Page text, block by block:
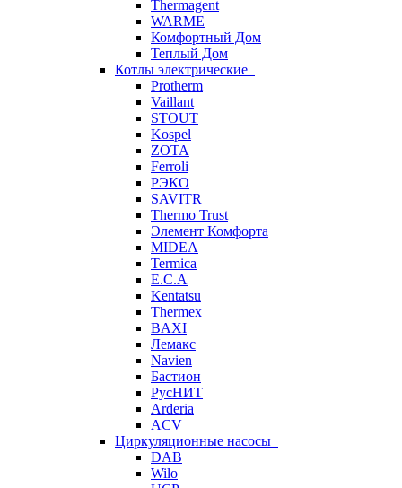
Thermagent
WARME
Комфортный Дом
Теплый Дом
Котлы электрические
Protherm
Vaillant
STOUT
Kospel
ZOTA
Ferroli
РЭКО
SAVITR
Thermo Trust
Элемент Комфорта
MIDEA
Termica
E.C.A
Kentatsu
Thermex
BAXI
Лемакс
Navien
Бастион
РусНИТ
Arderia
ACV
Циркуляционные насосы
DAB
Wilo